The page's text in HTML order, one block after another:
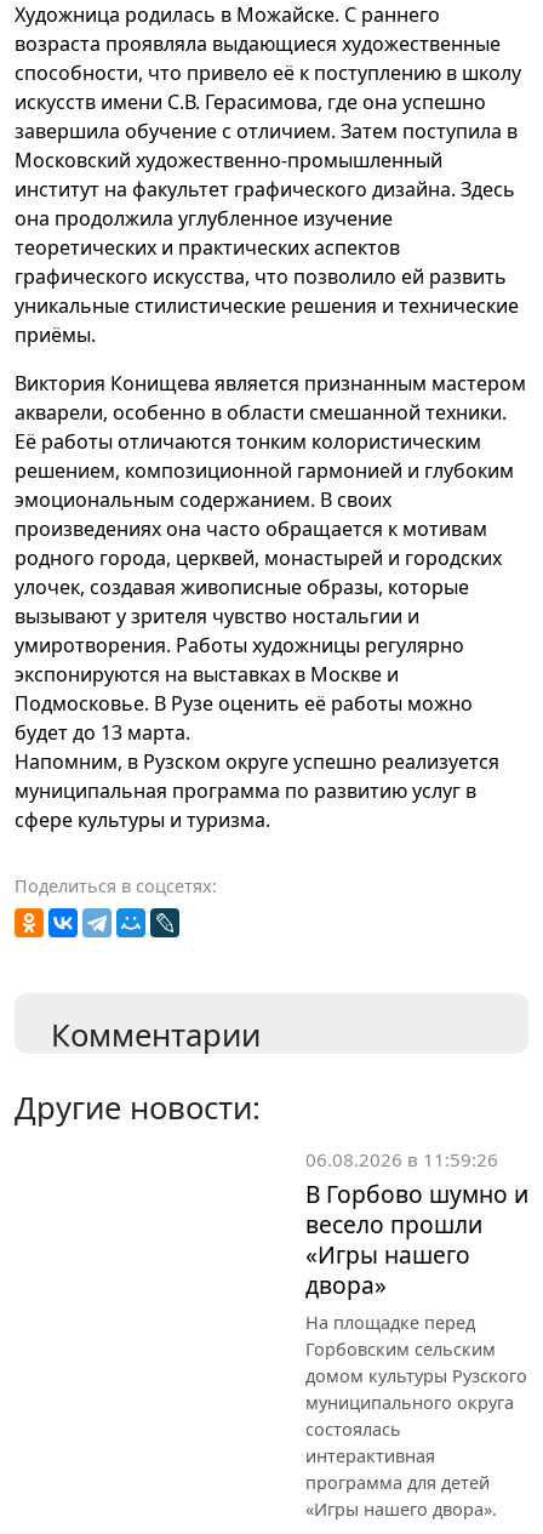
Художница родилась в Можайске. С раннего
возраста проявляла выдающиеся художественные
способности, что привело её к поступлению в школу
искусств имени С.В. Герасимова, где она успешно
завершила обучение с отличием. Затем поступила в
Московский художественно-промышленный
институт на факультет графического дизайна. Здесь
она продолжила углубленное изучение
теоретических и практических аспектов
графического искусства, что позволило ей развить
уникальные стилистические решения и технические
приёмы.
Виктория Конищева является признанным мастером
акварели, особенно в области смешанной техники.
Её работы отличаются тонким колористическим
решением, композиционной гармонией и глубоким
эмоциональным содержанием. В своих
произведениях она часто обращается к мотивам
родного города, церквей, монастырей и городских
улочек, создавая живописные образы, которые
вызывают у зрителя чувство ностальгии и
умиротворения. Работы художницы регулярно
экспонируются на выставках в Москве и
Подмосковье. В Рузе оценить её работы можно
будет до 13 марта.
Напомним, в Рузском округе успешно реализуется
муниципальная программа по развитию услуг в
сфере культуры и туризма.
Поделиться в соцсетях:
Комментарии
Другие новости:
06.08.2026 в 11:59:26
В Горбово шумно и
весело прошли
«Игры нашего
двора»
На площадке перед
Горбовским сельским
домом культуры Рузского
муниципального округа
состоялась
интерактивная
программа для детей
«Игры нашего двора».